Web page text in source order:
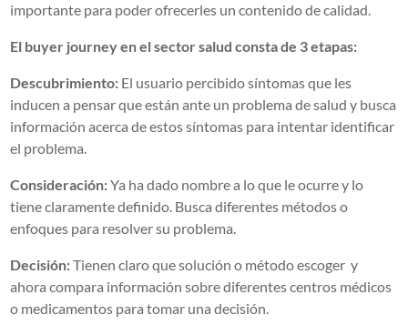
importante para poder ofrecerles un contenido de calidad.
El buyer journey en el sector salud consta de 3 etapas:
Descubrimiento: El usuario percibido síntomas que les
inducen a pensar que están ante un problema de salud y busca
información acerca de estos síntomas para intentar identificar
el problema.
Consideración:Ya ha dado nombre a lo que le ocurre y lo
tiene claramente definido. Busca diferentes métodos o
enfoques para resolver su problema.
Decisión:Tienen claro que solución o método escoger y
ahora compara información sobre diferentes centros médicos
o medicamentos para tomar una decisión.